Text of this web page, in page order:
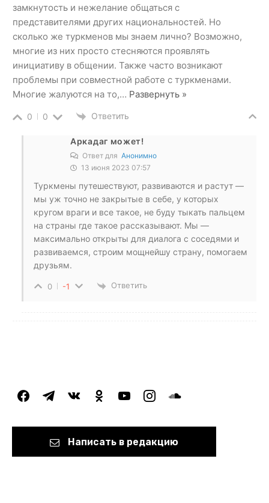
замкнутость и нежелание общаться с
представителями других национальностей. Но
сколько же туркменов мы знаем лично? Возможно,
многие из них просто стесняются проявлять
инициативу в общении. Также часто возникают
проблемы при совместной работе с туркменами.
Многие жалуются на то,… Развернуть »
0 0 Ответить
Аркадаг может!
Ответ для Анонимно
13 июня 2023 07:57
Туркмены путешествуют, развиваются и растут —
мы уж точно не закрытые в себе, у которых
кругом враги и все такое, не буду тыкать пальцем
на страны где такое рассказывают. Мы —
максимально открыты для диалога с соседями и
развиваемся, строим мощнейшу страну, помогаем
друзьям.
0 -1 Ответить
facebooktelegramvkontakteodnoklassniki
youtubeinstagramsoundcloud
Написать в редакцию